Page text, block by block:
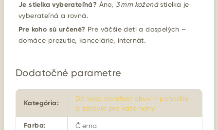
Je stielka vyberateľná? Áno, 3 mm koženástielka je
vyberateľná a rovná.
Pre koho sú určené? Pre väčšie deti a dospelých –
domáce prezutie, kancelárie, internát.
Dodatočné parametre
Kategória:
Dámska barefoot obuv – pohodlie
a zdravie pre vaše nohy
Farba: Čierna